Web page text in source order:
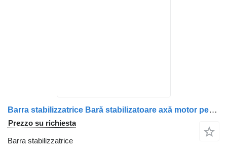
Barra stabilizzatrice Bară stabilizatoare axă motor pentru per camion Volvo 20836591
Prezzo su richiesta
Barra stabilizzatrice